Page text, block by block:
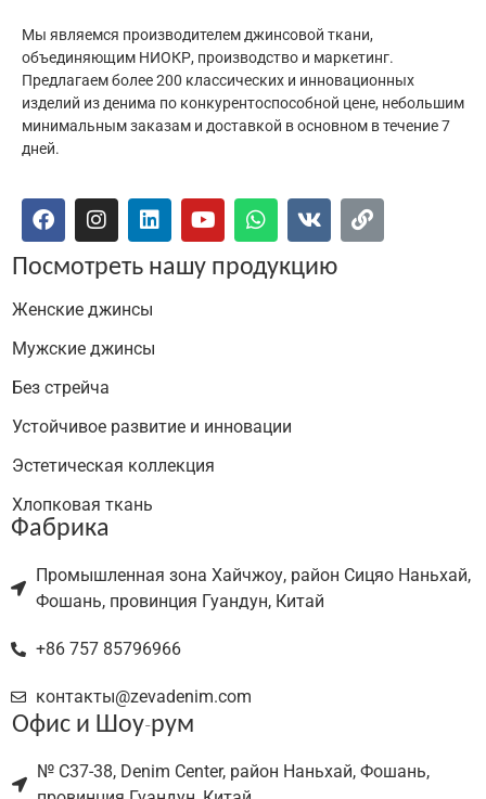
Мы являемся производителем джинсовой ткани,
объединяющим НИОКР, производство и маркетинг.
Предлагаем более 200 классических и инновационных
изделий из денима по конкурентоспособной цене, небольшим
минимальным заказам и доставкой в основном в течение 7
дней.
Посмотреть нашу продукцию
Женские джинсы
Мужские джинсы
Без стрейча
Устойчивое развитие и инновации
Эстетическая коллекция
Хлопковая ткань
Фабрика
Промышленная зона Хайчжоу, район Сицяо Наньхай,
Фошань, провинция Гуандун, Китай
+86 757 85796966
контакты@zevadenim.com
Офис и Шоу-рум
№ C37-38, Denim Center, район Наньхай, Фошань,